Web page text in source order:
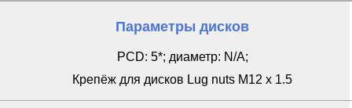
Параметры дисков
PCD: 5*; диаметр: N/A;
Крепёж для дисков Lug nuts M12 x 1.5